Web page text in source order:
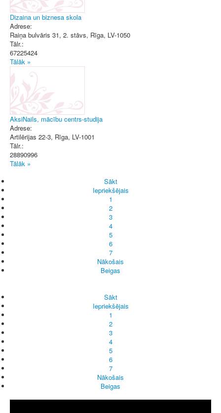
Dizaina un biznesa skola
Adrese:
Raiņa bulvāris 31, 2. stāvs, Rīga, LV-1050
Tālr.:
67225424
Tālāk »
AksiNails, mācību centrs-studija
Adrese:
Artilērijas 22-3, Rīga, LV-1001
Tālr.:
28890996
Tālāk »
Sākt
Iepriekšējais
1
2
3
4
5
6
7
Nākošais
Beigas
Sākt
Iepriekšējais
1
2
3
4
5
6
7
Nākošais
Beigas